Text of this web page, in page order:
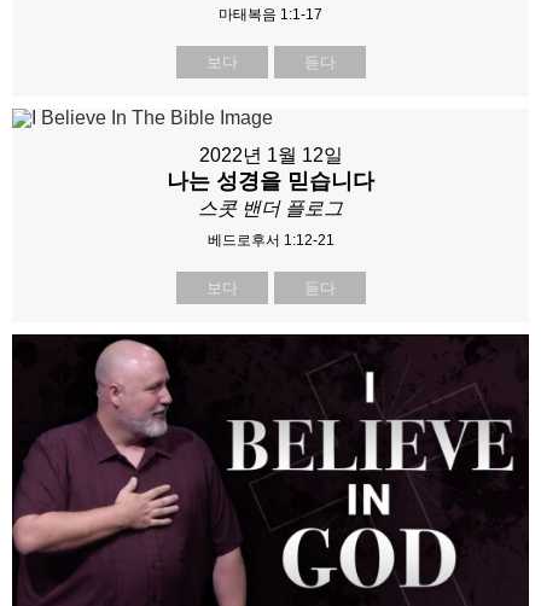
마태복음 1:1-17
보다 듣다
2022년 1월 12일
나는 성경을 믿습니다
스콧 밴더 플로그
베드로후서 1:12-21
보다 듣다